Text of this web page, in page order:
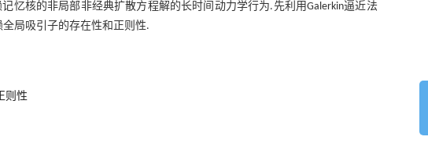
忆核的非局部非经典扩散方程解的长时间动力学行为.先利用Galerkin逼近法
局吸引子的存在性和正则性.
则性